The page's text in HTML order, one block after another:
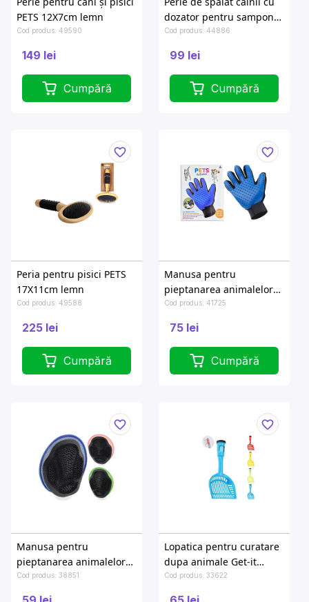
PETS 12X7cm lemn
Cod produs: 49590
149 lei
Cumpără
dozator pentru sampon
D8, H11cm
Cod produs: 44886
99 lei
Cumpără
Peria pentru pisici PETS
17X11cm lemn
Cod produs: 49588
225 lei
Cumpără
Manusa pentru
pieptanarea animalelor
de companie Pets 23cm
Cod produs: 41725
75 lei
Cumpără
Manusa pentru
pieptanarea animalelor
de companie Pets 18cm
Cod produs: 38851
Lopatica pentru curatare
dupa animale Get-it
28.5cm + 20 sacose
Cod produs: 33622